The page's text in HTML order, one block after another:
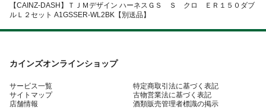
【CAINZ-DASH】ＴＪＭデザイン ハーネスＧＳ Ｓ クロ ＥＲ１５０ダブ
ルＬ２セット A1GSSER-WL2BK【別送品】
カインズオンラインショップ
サービス一覧
サイトマップ
店舗情報
特定商取引法に基づく表記
古物営業法に基づく表記
酒類販売管理者標識の掲示